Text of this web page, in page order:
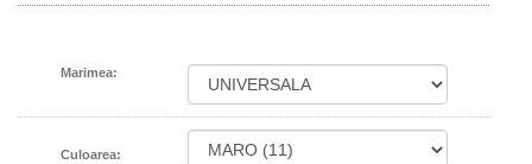
Marimea:
Culoarea: